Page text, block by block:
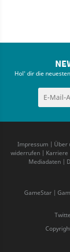
Hol' dir die
Impressum| Über
widerrufen | Karriere
Mediadaten|
GameStar |